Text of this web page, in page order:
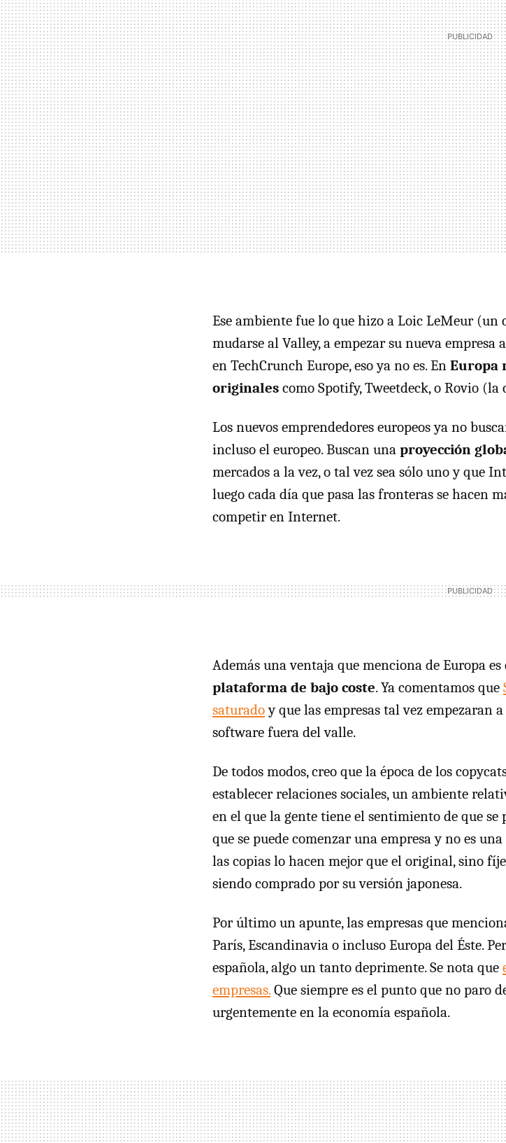
Ese ambiente fue lo que hizo a Loic LeMeur (un
mudarse al Valley, a empezar su nueva
en TechCrunch Europe, eso ya no es. En Europa
originales como Spotify, Tweetdeck, o Rovio
Los nuevos emprendedores europeos ya no
incluso el europeo. Buscan una proyección
mercados a la vez, o tal vez sea sólo uno y que
luego cada día que pasa las fronteras se hacen
competir en Internet.
Además una ventaja que menciona de Europa es
plataforma de bajo coste. Ya comentamos que
saturadoy que las empresas tal vez empezaran
software fuera del valle.
De todos modos, creo que la época de los
establecer relaciones sociales, un ambiente
en el que la gente tiene el sentimiento de que
que se puede comenzar una empresa y no es
las copias lo hacen mejor que el original, sino
siendo comprado por su versión japonesa.
Por último un apunte, las empresas que
París, Escandinavia o incluso Europa del Éste.
española, algo un tanto deprimente. Se nota que
empresas.Que siempre es el punto que no paro
urgentemente en la economía española.